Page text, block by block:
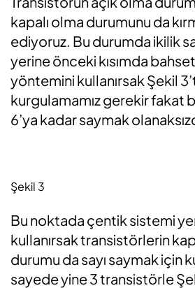
kapalı olma durumunu da
ediyoruz. Bu durumda ikilik
yerine önceki kısımda
yöntemini kullanırsak Şekil
kurgulamamız gerekir fakat
6’ya kadar saymak
Şekil 3
Bu noktada çentik sistemi
kullanırsak transistörlerin
durumu da sayı saymak için
sayede yine 3 transistörle